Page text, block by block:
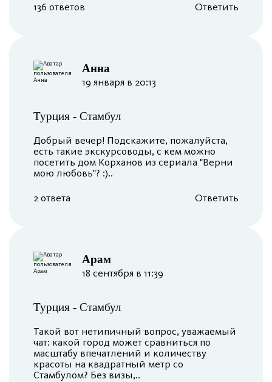
136 ответов
Ответить
Анна
19 января в 20:13
Турция - Стамбул
Добрый вечер! Подскажите, пожалуйста,
есть такие экскурсоводы, с кем можно
посетить дом Корханов из сериала "Верни
мою любовь"? :)..
2 ответа Ответить
Арам
18 сентября в 11:39
Турция - Стамбул
Такой вот нетипичный вопрос, уважаемый
чат: какой город может сравниться по
масштабу впечатлений и количеству
красоты на квадратный метр со
Стамбулом? Без визы,..